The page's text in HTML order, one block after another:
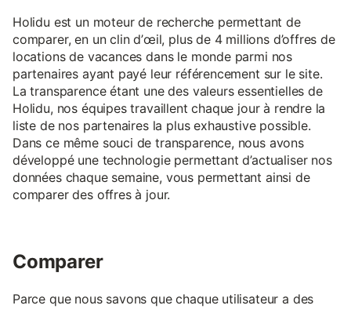
Holidu est un moteur de recherche permettant de
comparer, en un clin d’œil, plus de 4 millions d’offres de
locations de vacances dans le monde parmi nos
partenaires ayant payé leur référencement sur le site.
La transparence étant une des valeurs essentielles de
Holidu, nos équipes travaillent chaque jour à rendre la
liste de nos partenaires la plus exhaustive possible.
Dans ce même souci de transparence, nous avons
développé une technologie permettant d’actualiser nos
données chaque semaine, vous permettant ainsi de
comparer des offres à jour.
Comparer
Parce que nous savons que chaque utilisateur a des